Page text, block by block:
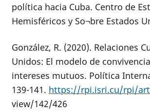
política hacia Cuba. Centro de
Hemisféricos y So¬bre Estados
González, R. (2020). Relaciones
Unidos: El modelo de
intereses mutuos. Política
139-141. https://rpi.isri.cu/rpi/
view/142/426